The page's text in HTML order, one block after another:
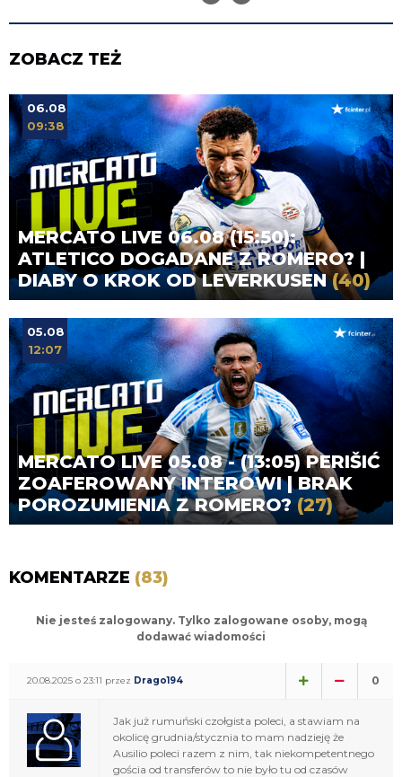
ZOBACZ TEŻ
MERCATO LIVE 06.08 (15:50):
ATLETICO DOGADANE Z ROMERO? |
DIABY O KROK OD LEVERKUSEN(40)
06.08
09:38
MERCATO LIVE 05.08 - (13:05) PERIŠIĆ
ZOAFEROWANY INTEROWI | BRAK
POROZUMIENIA Z ROMERO?(27)
05.08
12:07
KOMENTARZE (83)
Nie jesteś zalogowany. Tylko zalogowane osoby, mogą
dodawać wiadomości
20.08.2025 o 23:11 przez Drago194 0
Jak już rumuński czołgista poleci, a stawiam na
okolicę grudnia/stycznia to mam nadzieję że
Ausilio poleci razem z nim, tak niekompetentnego
gościa od transferów to nie było tu od czasów